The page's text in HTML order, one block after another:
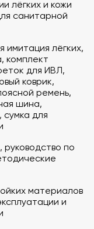
при переломах,
в своих
что также
к негативному
и
всех норм
вид манекена,
в
лёгких и кожи
санитарной
имитация лёгких,
комплект
для ИВЛ,
коврик,
ремень,
шина,
сумка для
руководство по
материалов
и